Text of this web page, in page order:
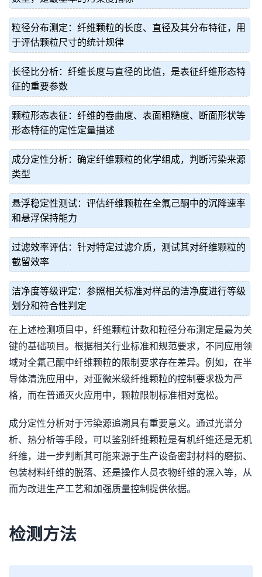
粒径分布测定：纤维颗粒的长度、直径及其分布特征，用
于评估颗粒尺寸的统计规律
长径比分析：纤维长度与直径的比值，是表征纤维形态特
征的重要参数
颗粒形态表征：纤维的卷曲度、表面粗糙度、断面形状等
形态特征的定性定量描述
成分定性分析：确定纤维颗粒的化学组成，判断污染来源
类型
悬浮稳定性测试：评估纤维颗粒在全氟己酮中的沉降速率
和悬浮保持能力
过滤效率评估：针对特定过滤介质，测试其对纤维颗粒的
截留效率
洁净度等级评定：参照相关标准对样品的洁净度进行等级
划分和符合性判定
在上述检测项目中，纤维颗粒计数和粒径分布测定是最为关
键的基础项目。根据相关行业标准和规范要求，不同应用领
域对全氟己酮中纤维颗粒的限制要求存在差异。例如，在半
导体清洗应用中，对亚微米级纤维颗粒的控制要求极为严
格，而在普通灭火应用中，颗粒限制标准相对宽松。
成分定性分析对于污染源追溯具有重要意义。通过光谱分
析、热分析等手段，可以鉴别纤维颗粒是有机纤维还是无机
纤维，进一步判断其可能来源于生产设备密封材料的磨损、
包装材料纤维的脱落、还是操作人员衣物纤维的混入等，从
而为改进生产工艺和加强质量控制提供依据。
检测方法